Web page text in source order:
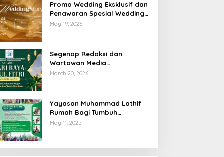
Promo Wedding Eksklusif dan
Penawaran Spesial Wedding
Story Edition 2026 di Swiss-
May 19, 2026
Segenap Redaksi dan
Wartawan Media
Sumberpintar Mengucapkan
March 20, 2026
Yayasan Muhammad Lathif
Rumah Bagi Tumbuh
Kembangnya Generasi Insani
May 11, 2025